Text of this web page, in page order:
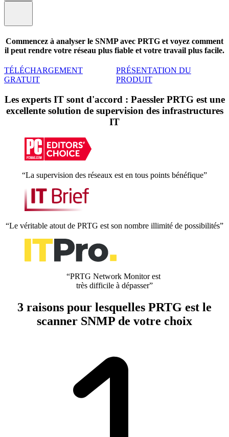
Commencez à analyser le SNMP avec PRTG et voyez comment
il peut rendre votre réseau plus fiable et votre travail plus facile.
TÉLÉCHARGEMENT
GRATUIT
PRÉSENTATION DU
PRODUIT
Les experts IT sont d'accord : Paessler PRTG est une
excellente solution de supervision des infrastructures
IT
“La supervision des réseaux est en tous points bénéfique”
“Le véritable atout de PRTG est son nombre illimité de possibilités”
“PRTG Network Monitor est
très difficile à dépasser”
3 raisons pour lesquelles PRTG est le
scanner SNMP de votre choix